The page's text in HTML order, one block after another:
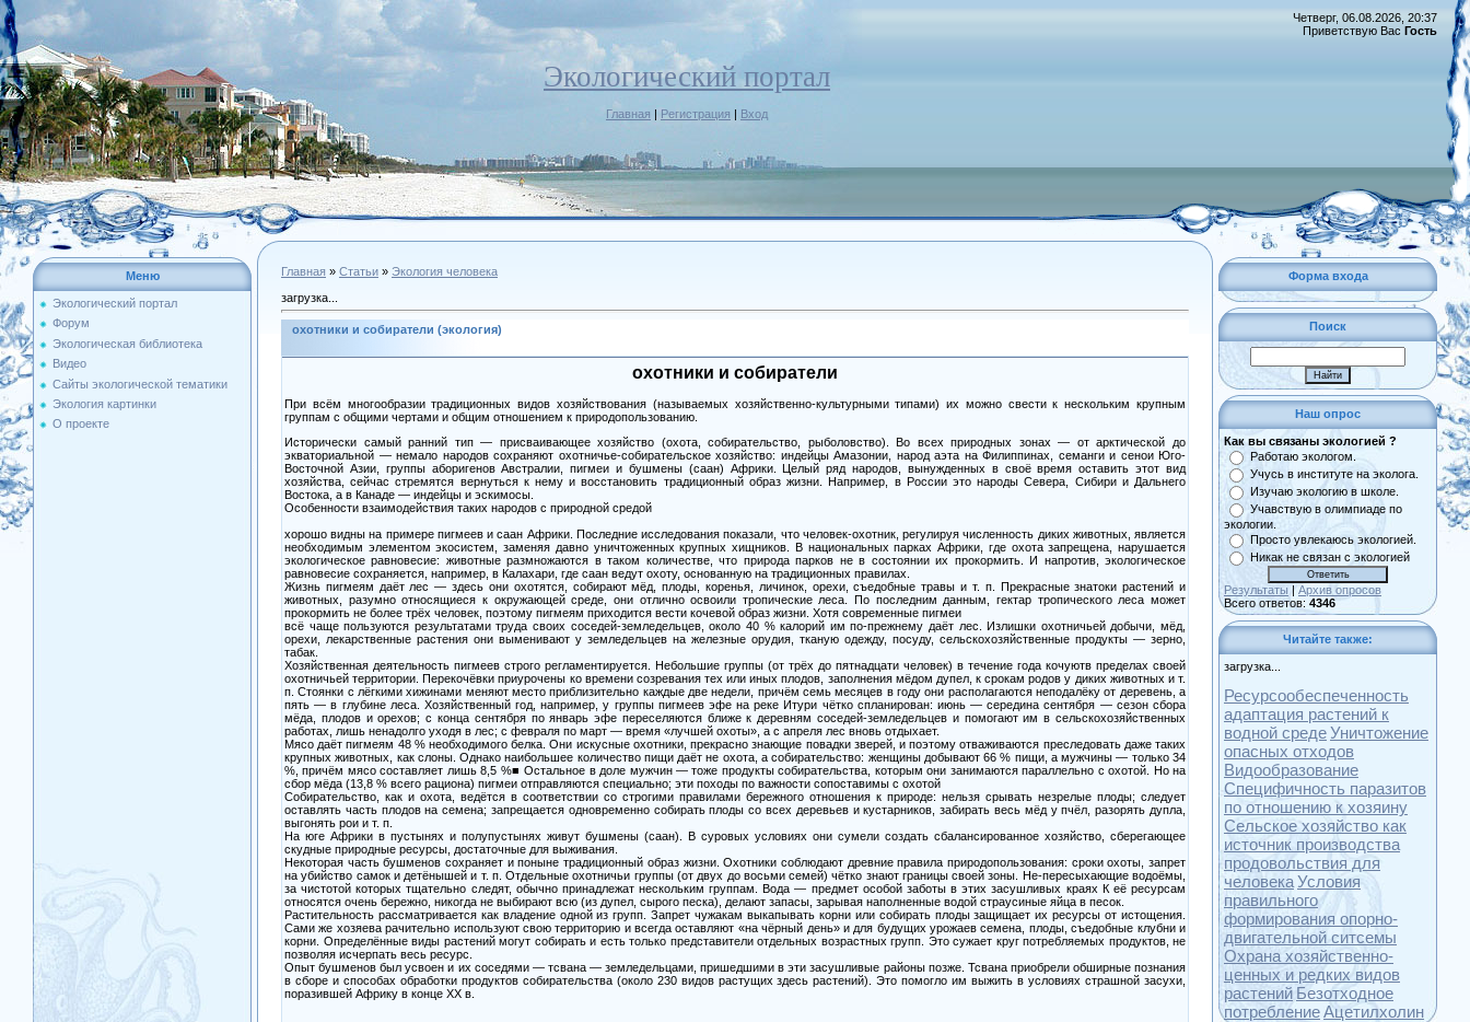
Экологический портал
Главная | Регистрация | Вход
Четверг, 06.08.2026, 20:37
Приветствую Вас Гость
Меню
Экологический портал
Форум
Экологическая библиотека
Видео
Сайты экологической тематики
Экология картинки
О проекте
Главная » Статьи » Экология человека
загрузка...
охотники и собиратели (экология)
охотники и собиратели
При всём многообразии традиционных видов хозяйствования (называемых хозяйственно-культурными типами) их можно свести к нескольким крупным
группам с общими чертами и общим отношением к природопользованию.
Исторически самый ранний тип — присваивающее хозяйство (охота, собирательство, рыболовство). Во всех природных зонах — от арктической до
экваториальной — немало народов сохраняют охотничье-собирательское хозяйство: индейцы Амазонии, народ аэта на Филиппинах, семанги и сенои Юго-
Восточной Азии, группы аборигенов Австралии, пигмеи и бушмены (саан) Африки. Целый ряд народов, вынужденных в своё время оставить этот вид
хозяйства, сейчас стремятся вернуться к нему и восстановить традиционный образ жизни. Например, в России это народы Севера, Сибири и Дальнего
Востока, а в Канаде — индейцы и эскимосы.
Особенности взаимодействия таких народов с природной средой
хорошо видны на примере пигмеев и саан Африки. Последние исследования показали, что человек-охотник, регулируя численность диких животных, является
необходимым элементом экосистем, заменяя давно уничтоженных крупных хищников. В национальных парках Африки, где охота запрещена, нарушается
экологическое равновесие: животные размножаются в таком количестве, что природа парков не в состоянии их прокормить. И напротив, экологическое
равновесие сохраняется, например, в Калахари, где саан ведут охоту, основанную на традиционных правилах.
Жизнь пигмеям даёт лес — здесь они охотятся, собирают мёд, плоды, коренья, личинок, орехи, съедобные травы и т. п. Прекрасные знатоки растений и
животных, разумно относящиеся к окружающей среде, они отлично освоили тропические леса. По последним данным, гектар тропического леса может
прокормить не более трёх человек, поэтому пигмеям приходится вести кочевой образ жизни. Хотя современные пигмеи
всё чаще пользуются результатами труда своих соседей-земледельцев, около 40 % калорий им по-прежнему даёт лес. Излишки охотничьей добычи, мёд,
орехи, лекарственные растения они выменивают у земледельцев на железные орудия, тканую одежду, посуду, сельскохозяйственные продукты — зерно,
табак.
Хозяйственная деятельность пигмеев строго регламентируется. Небольшие группы (от трёх до пятнадцати человек) в течение года кочуютв пределах своей
охотничьей территории. Перекочёвки приурочены ко времени созревания тех или иных плодов, заполнения мёдом дупел, к срокам родов у диких животных и т.
п. Стоянки с лёгкими хижинами меняют место приблизительно каждые две недели, причём семь месяцев в году они располагаются неподалёку от деревень, а
пять — в глубине леса. Хозяйственный год, например, у группы пигмеев эфе на реке Итури чётко спланирован: июнь — середина сентября — сезон сбора
мёда, плодов и орехов; с конца сентября по январь эфе переселяются ближе к деревням соседей-земледельцев и помогают им в сельскохозяйственных
работах, лишь ненадолго уходя в лес; с февраля по март — время «лучшей охоты», а с апреля лес вновь отдыхает.
Мясо даёт пигмеям 48 % необходимого белка. Они искусные охотники, прекрасно знающие повадки зверей, и поэтому отваживаются преследовать даже таких
крупных животных, как слоны. Однако наибольшее количество пищи даёт не охота, а собирательство: женщины добывают 66 % пищи, а мужчины — только 34
%, причём мясо составляет лишь 8,5 %■ Остальное в доле мужчин — тоже продукты собирательства, которым они занимаются параллельно с охотой. Но на
сбор мёда (13,8 % всего рациона) пигмеи отправляются специально; эти походы по важности сопоставимы с охотой
Собирательство, как и охота, ведётся в соответствии со строгими правилами бережного отношения к природе: нельзя срывать незрелые плоды; следует
оставлять часть плодов на семена; запрещается одновременно собирать плоды со всех деревьев и кустарников, забирать весь мёд у пчёл, разорять дупла,
выгонять рои и т. п.
На юге Африки в пустынях и полупустынях живут бушмены (саан). В суровых условиях они сумели создать сбалансированное хозяйство, сберегающее
скудные природные ресурсы, достаточные для выживания.
Некоторая часть бушменов сохраняет и поныне традиционный образ жизни. Охотники соблюдают древние правила природопользования: сроки охоты, запрет
на убийство самок и детёнышей и т. п. Отдельные охотничьи группы (от двух до восьми семей) чётко знают границы своей зоны. Не-пересыхающие водоёмы,
за чистотой которых тщательно следят, обычно принадлежат нескольким группам. Вода — предмет особой заботы в этих засушливых краях К её ресурсам
относятся очень бережно, никогда не выбирают всю (из дупел, сырого песка), делают запасы, зарывая наполненные водой страусиные яйца в песок.
Растительность рассматривается как владение одной из групп. Запрет чужакам выкапывать корни или собирать плоды защищает их ресурсы от истощения.
Сами же хозяева рачительно используют свою территорию и всегда оставляют «на чёрный день» и для будущих урожаев семена, плоды, съедобные клубни и
корни. Определённые виды растений могут собирать и есть только представители отдельных возрастных групп. Это сужает круг потребляемых продуктов, не
позволяя исчерпать весь ресурс.
Опыт бушменов был усвоен и их соседями — тсвана — земледельцами, пришедшими в эти засушливые районы позже. Тсвана приобрели обширные познания
в сборе и способах обработки продуктов собирательства (около 230 видов растущих здесь растений). Это помогло им выжить в условиях страшной засухи,
поразившей Африку в конце XX в.
Форма входа
Поиск
Наш опрос
Как вы связаны экологией ?
Работаю экологом.
Учусь в институте на эколога.
Изучаю экологию в школе.
Учавствую в олимпиаде по
экологии.
Просто увлекаюсь экологией.
Никак не связан с экологией
Результаты | Архив опросов
Всего ответов: 4346
Читайте также:
загрузка...
Ресурсообеспеченность
адаптация растений к
водной средеУничтожение
опасных отходов
Видообразование
Специфичность паразитов
по отношению к хозяину
Сельское хозяйство как
источник производства
продовольствия для
человекаУсловия
правильного
формирования опорно-
двигательной ситсемы
Охрана хозяйственно-
ценных и редких видов
растений Безотходное
потреблениеАцетилхолин